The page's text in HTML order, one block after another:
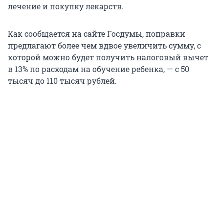
лечение и покупку лекарств.
Как сообщается на сайте Госдумы, поправки
предлагают более чем вдвое увеличить сумму, с
которой можно будет получить налоговый вычет
в 13% по расходам на обучение ребенка, — с 50
тысяч до 110 тысяч рублей.